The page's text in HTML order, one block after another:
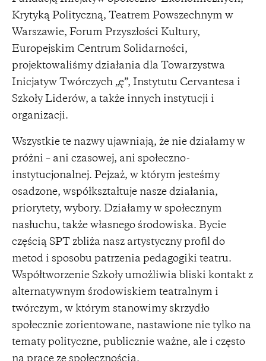
Krytyką Polityczną, Teatrem Powszechnym w
Warszawie, Forum Przyszłości Kultury,
Europejskim Centrum Solidarności,
projektowaliśmy działania dla Towarzystwa
Inicjatyw Twórczych „ę”, Instytutu Cervantesa i
Szkoły Liderów, a także innych instytucji i
organizacji.
Wszystkie te nazwy ujawniają, że nie działamy w
próżni – ani czasowej, ani społeczno-
instytucjonalnej. Pejzaż, w którym jesteśmy
osadzone, współkształtuje nasze działania,
priorytety, wybory. Działamy w społecznym
nasłuchu, także własnego środowiska. Bycie
częścią SPT zbliża nasz artystyczny profil do
metod i sposobu patrzenia pedagogiki teatru.
Współtworzenie Szkoły umożliwia bliski kontakt z
alternatywnym środowiskiem teatralnym i
twórczym, w którym stanowimy skrzydło
społecznie zorientowane, nastawione nie tylko na
tematy polityczne, publicznie ważne, ale i często
na pracę ze społecznością.